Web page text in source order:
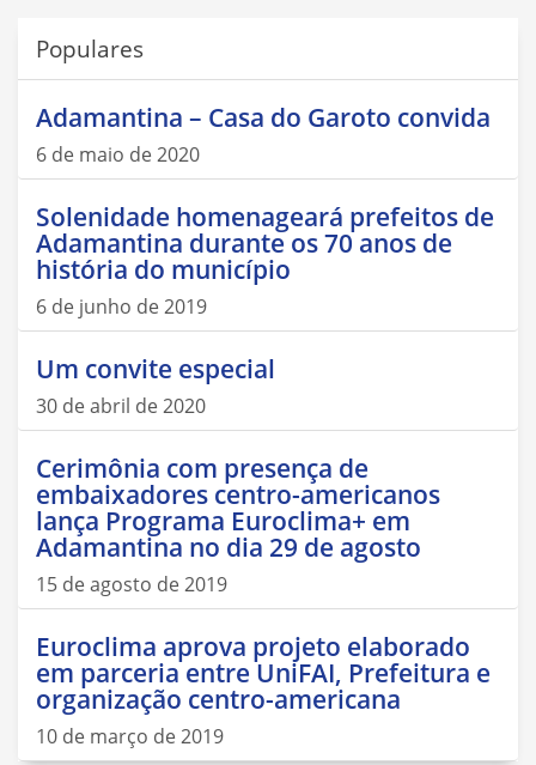
Populares
Adamantina – Casa do Garoto convida
6 de maio de 2020
Solenidade homenageará prefeitos de
Adamantina durante os 70 anos de
história do município
6 de junho de 2019
Um convite especial
30 de abril de 2020
Cerimônia com presença de
embaixadores centro-americanos
lança Programa Euroclima+ em
Adamantina no dia 29 de agosto
15 de agosto de 2019
Euroclima aprova projeto elaborado
em parceria entre UniFAI, Prefeitura e
organização centro-americana
10 de março de 2019